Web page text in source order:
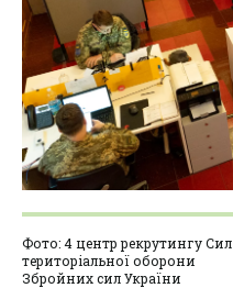
Фото: 4 центр рекрутингу Сил
територіальної оборони
Збройних сил України